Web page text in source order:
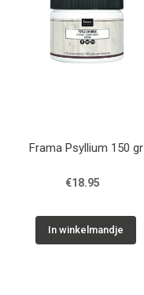
Frama Psyllium 150 gr
€18.95
In winkelmandje